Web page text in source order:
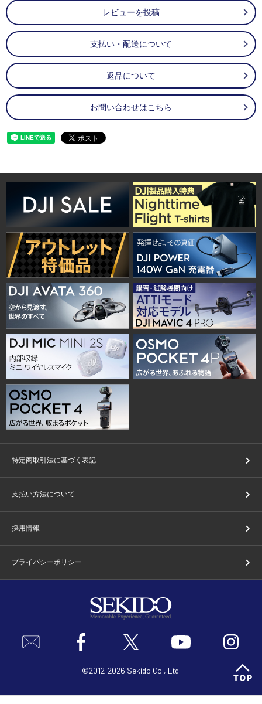
レビューを投稿
支払い・配送について
返品について
お問い合わせはこちら
特定商取引法に基づく表記
支払い方法について
採用情報
プライバシーポリシー
©2012-2026 Sekido Co., Ltd.